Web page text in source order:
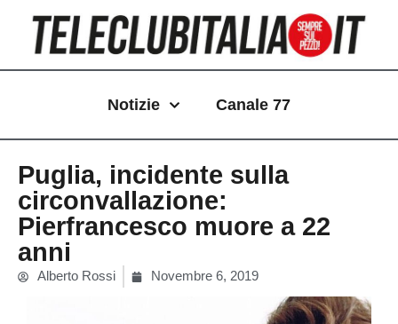
contenuto
Notizie Canale 77
Puglia, incidente sulla
circonvallazione:
Pierfrancesco muore a 22
anni
Alberto Rossi Novembre 6, 2019